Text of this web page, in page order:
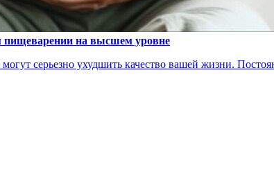
пищеварении на высшем уровне
серьезно ухудшить качество вашей жизни.